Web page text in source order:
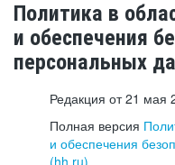
Политика в
и обеспечения
персональных
Редакция от 21 мая
Полная версия
и обеспечения
(hh.ru)